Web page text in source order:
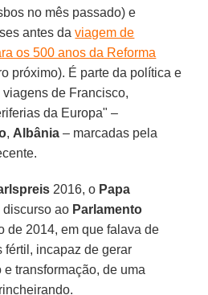
no mês passado) e
antes daviagem de
os 500 anos da Reforma
próximo). É parte da política e
de Francisco,
da Europa" –
, Albânia – marcadas pela
2016, o Papa
discurso ao Parlamento
de 2014, em que falava de
fértil, incapaz de gerar
transformação, de uma